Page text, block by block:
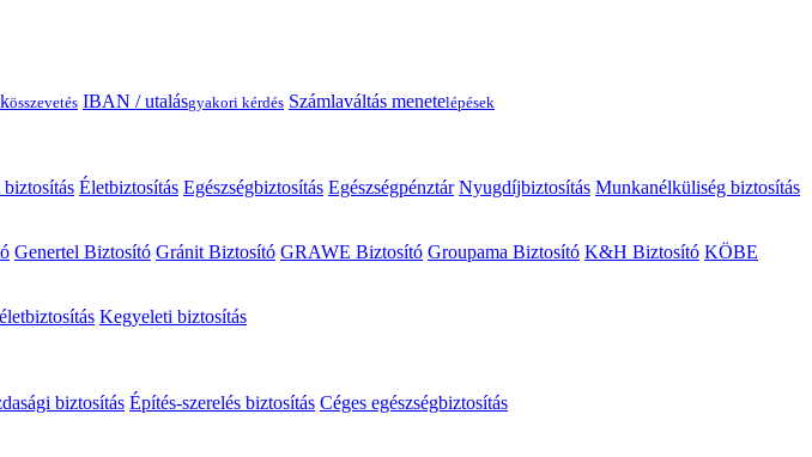
összevetés IBAN / utalásgyakori kérdés Számlaváltás menetelépések
Életbiztosítás Egészségbiztosítás Egészségpénztár Nyugdíjbiztosítás Munkanélküliség biztosítás
Genertel Biztosító Gránit Biztosító GRAWE Biztosító Groupama Biztosító K&H Biztosító KÖBE
Kegyeleti biztosítás
biztosítás Építés-szerelés biztosítás Céges egészségbiztosítás